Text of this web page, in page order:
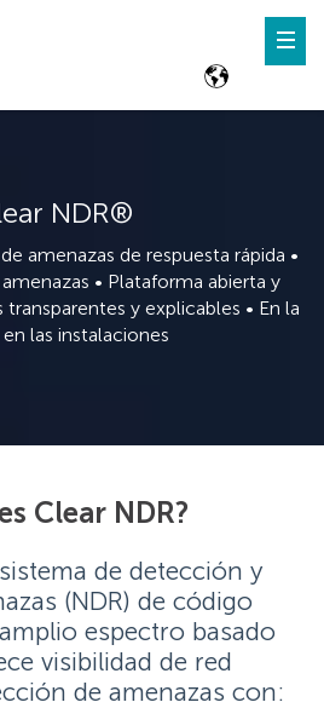
NDR®
amenazas de respuesta rápida •
• Plataforma abierta y
y explicables • En la
las instalaciones
Clear NDR?
de detección y
(NDR) de código
espectro basado
visibilidad de red
de amenazas con: